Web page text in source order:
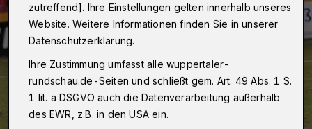
zutreffend]. Ihre Einstellungen gelten innerhalb unseres
Website. Weitere Informationen finden Sie in unserer
Datenschutzerklärung.
Ihre Zustimmung umfasst alle wuppertaler-
rundschau.de-Seiten und schließt gem. Art. 49 Abs. 1 S.
1 lit. a DSGVO auch die Datenverarbeitung außerhalb
des EWR, z.B. in den USA ein.